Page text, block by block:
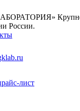
России.
лист